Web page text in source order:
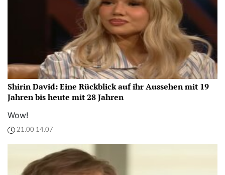
Shirin David: Eine Rückblick auf ihr Aussehen mit 19
Jahren bis heute mit 28 Jahren
Wow!
21:00 14.07